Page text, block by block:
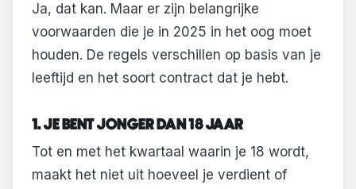
Ja, dat kan. Maar er zijn belangrijke
voorwaarden die je in 2025 in het oog moet
houden. De regels verschillen op basis van je
leeftijd en het soort contract dat je hebt.
1. JE BENT JONGER DAN 18 JAAR
Tot en met het kwartaal waarin je 18 wordt,
maakt het niet uit hoeveel je verdient of